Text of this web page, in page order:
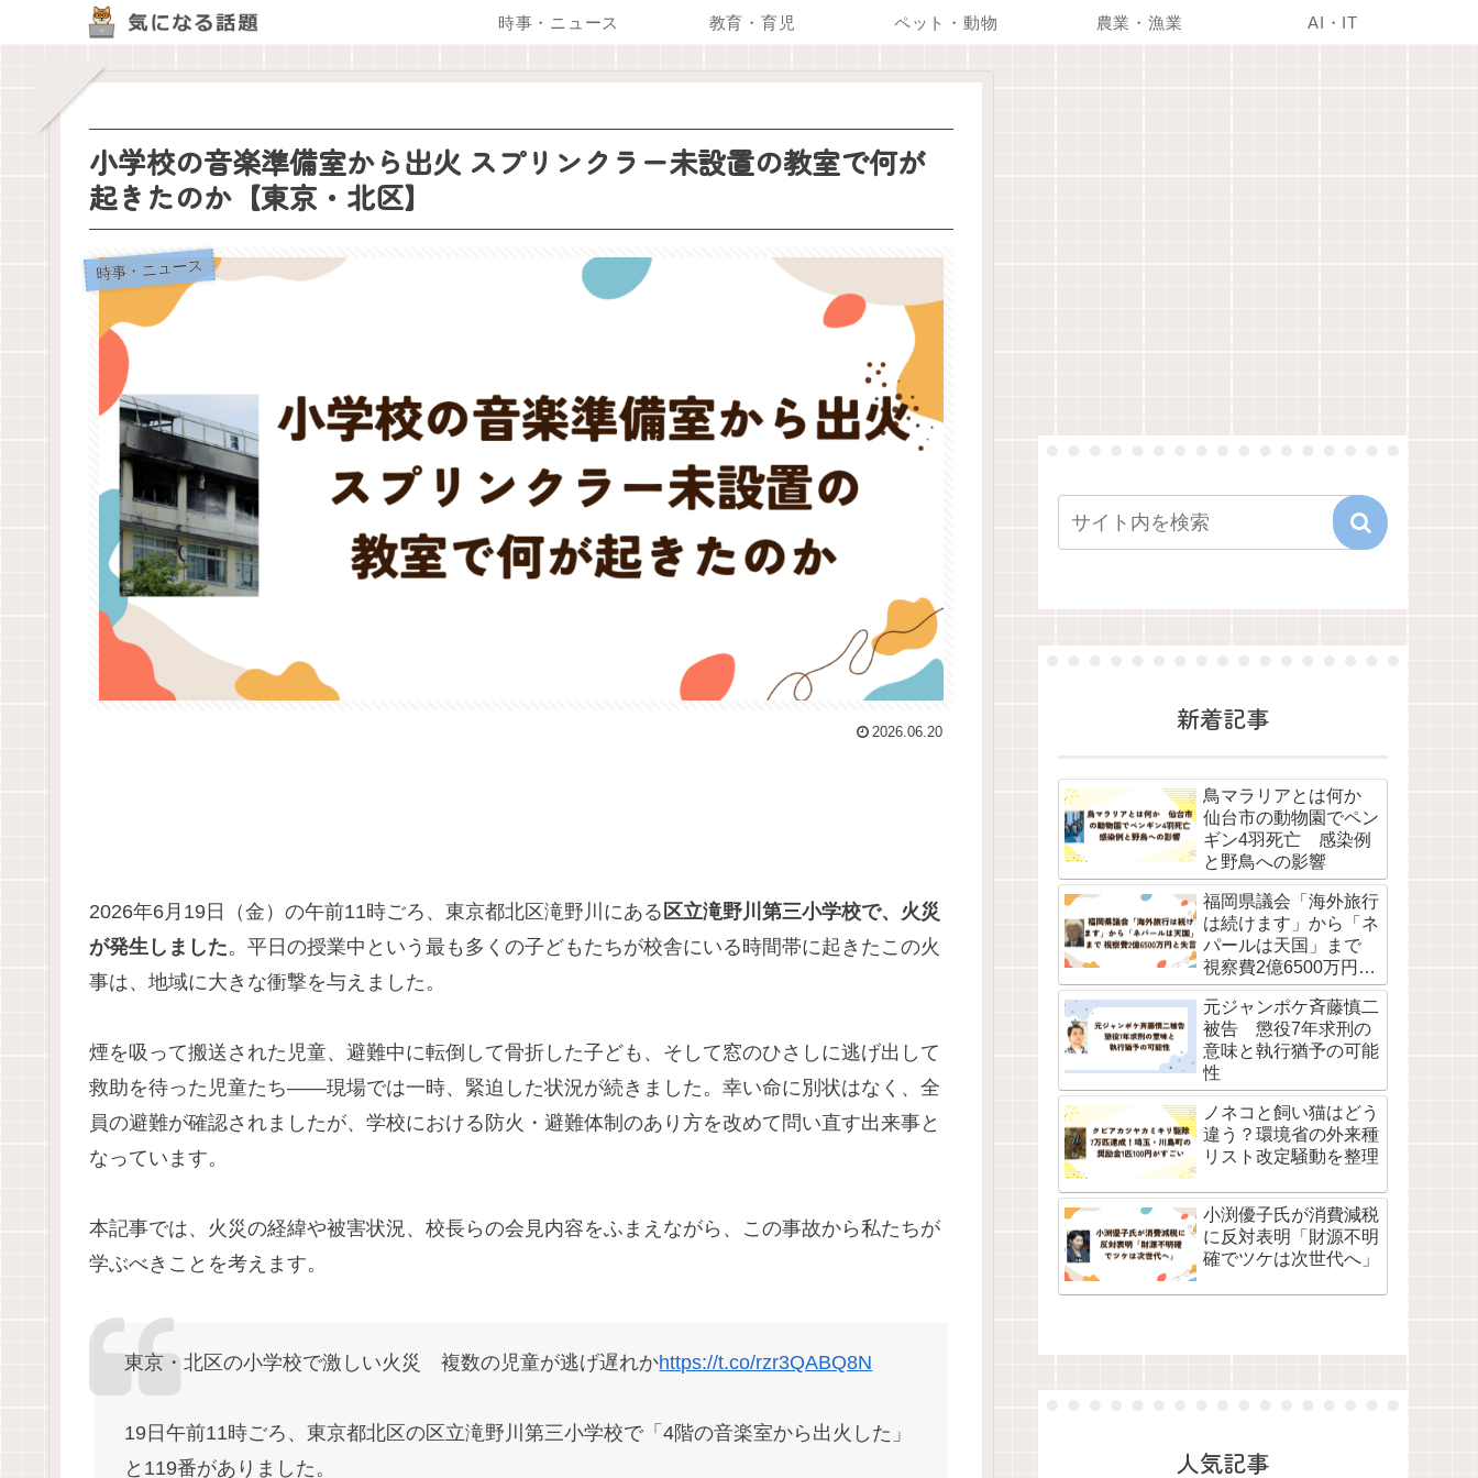
時事・ニュース 教育・育児 ペット・動物 農業・漁業 AI・IT
小学校の音楽準備室から出火 スプリンクラー未設置の教室で何が
起きたのか【東京・北区】
時事・ニュース
2026.06.20
2026年6月19日（金）の午前11時ごろ、東京都北区滝野川にある 区立滝野川第三小学校で、火災
が発生しました。平日の授業中という最も多くの子どもたちが校舎にいる時間帯に起きたこの火
事は、地域に大きな衝撃を与えました。
煙を吸って搬送された児童、避難中に転倒して骨折した子ども、そして窓のひさしに逃げ出して
救助を待った児童たち——現場では一時、緊迫した状況が続きました。幸い命に別状はなく、全
員の避難が確認されましたが、学校における防火・避難体制のあり方を改めて問い直す出来事と
なっています。
本記事では、火災の経緯や被害状況、校長らの会見内容をふまえながら、この事故から私たちが
学ぶべきことを考えます。
東京・北区の小学校で激しい火災 複数の児童が逃げ遅れかhttps://t.co/rzr3QABQ8N
19日午前11時ごろ、東京都北区の区立滝野川第三小学校で「4階の音楽室から出火した」
と119番がありました。
新着記事
鳥マラリアとは何か
仙台市の動物園でペン
ギン4羽死亡 感染例
と野鳥への影響
福岡県議会「海外旅行
は続けます」から「ネ
パールは天国」まで
視察費2億6500万円と
失言
元ジャンポケ斉藤慎二
被告 懲役7年求刑の
意味と執行猶予の可能
性
ノネコと飼い猫はどう
違う？環境省の外来種
リスト改定騒動を整理
小渕優子氏が消費減税
に反対表明「財源不明
確でツケは次世代へ」
人気記事